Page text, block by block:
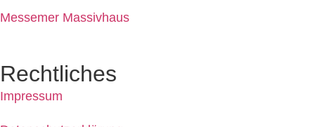
Messemer Massivhaus
Rechtliches
Impressum